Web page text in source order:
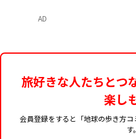
AD
旅好きな人たちとつ
楽し
会員登録をすると「地球の歩き方
す。